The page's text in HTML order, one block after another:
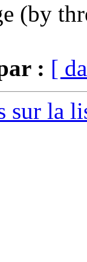
(by
: [
sur la